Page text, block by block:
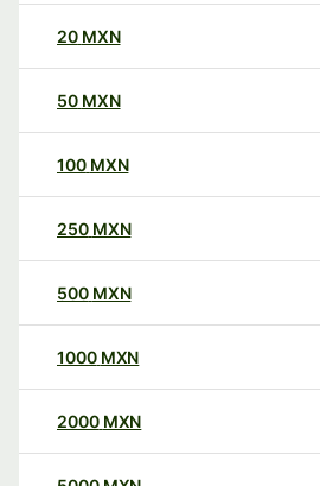
20 MXN
50 MXN
100 MXN
250 MXN
500 MXN
1000 MXN
2000 MXN